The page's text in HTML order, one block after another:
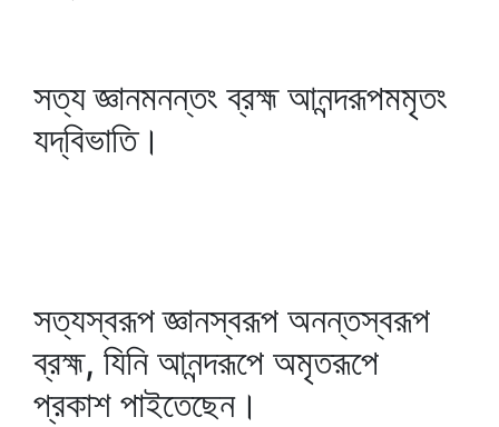
সত্য জ্ঞানমনন্তং ব্রহ্ম আনন্দরূপমমৃতং
যদ্‌বিভাতি।
সত্যস্বরূপ জ্ঞানস্বরূপ অনন্তস্বরূপ
ব্রহ্ম, যিনি আনন্দরূপে অমৃতরূপে
প্রকাশ পাইতেছেন।